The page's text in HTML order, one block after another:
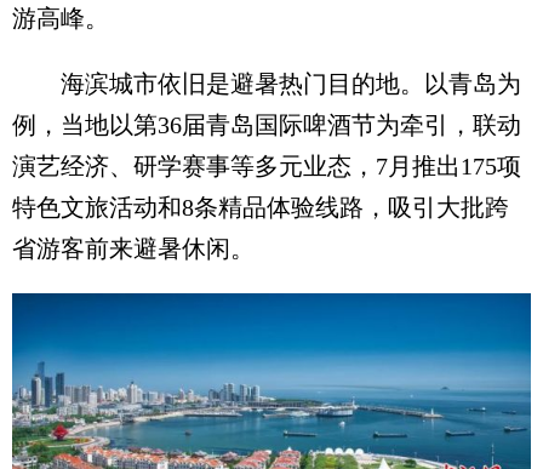
游高峰。
海滨城市依旧是避暑热门目的地。以青岛为
例，当地以第36届青岛国际啤酒节为牵引，联动
演艺经济、研学赛事等多元业态，7月推出175项
特色文旅活动和8条精品体验线路，吸引大批跨
省游客前来避暑休闲。